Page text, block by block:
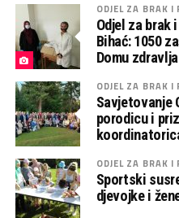
ODJEL ZA BRAK I
Odjel za brak
Bihać: 1050
Domu
ODJEL ZA BRAK I
Savjetovanje
porodicu i
ODJEL ZA BRAK I
Sportski
djevojke i